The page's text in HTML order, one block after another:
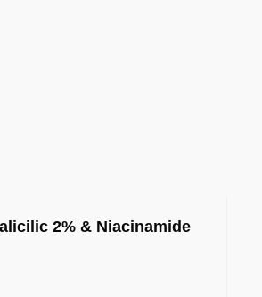
2% & Niacinamide